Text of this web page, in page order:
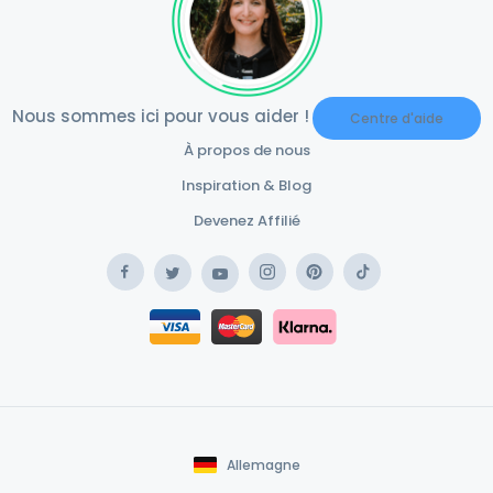
Nous sommes ici pour vous aider ! Centre d'aide
À propos de nous
Inspiration & Blog
Devenez Affilié
FacebookTwitterYouTubeInstagramPinterestTikTok
Safe Payment Card
Safe Payment Klarna
Allemagne